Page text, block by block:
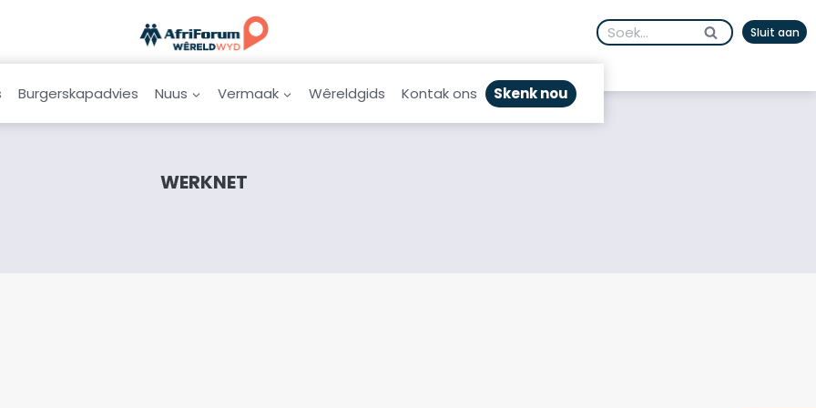
Search
for:
Sluit aan
Burgerskapadvies Nuus Vermaak Wêreldgids Kontak ons Skenk nou
WERKNET